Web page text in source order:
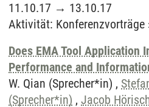
11.10.17 → 13.10.17
Aktivität: Konferenzvorträge
Does EMA Tool Application
Performance and
W. Qian (Sprecher*in) ,
(Sprecher*in) , Jacob